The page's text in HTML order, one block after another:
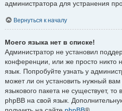
администратора для устранения
Вернуться к началу
Моего языка нет в списке!
Администратор не установил
конференции, или же просто никто
язык. Попробуйте узнать у
может ли он установить нужный вам
языкового пакета не существует,
phpBB на свой язык.